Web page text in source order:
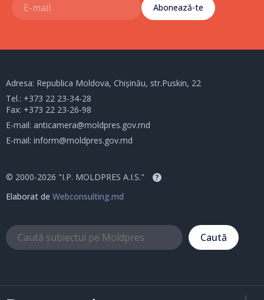
Abonează-te
Adresa: Republica Moldova, Chișinău, str.Puskin, 22
Tel.: +373 22 23-34-28
Fax: +373 22 23-26-98
E-mail: anticamera@moldpres.gov.md
E-mail: inform@moldpres.gov.md
© 2000-2026 "I.P. MOLDPRES A.I.S." ?
Elaborat de Webconsulting.md
Caută